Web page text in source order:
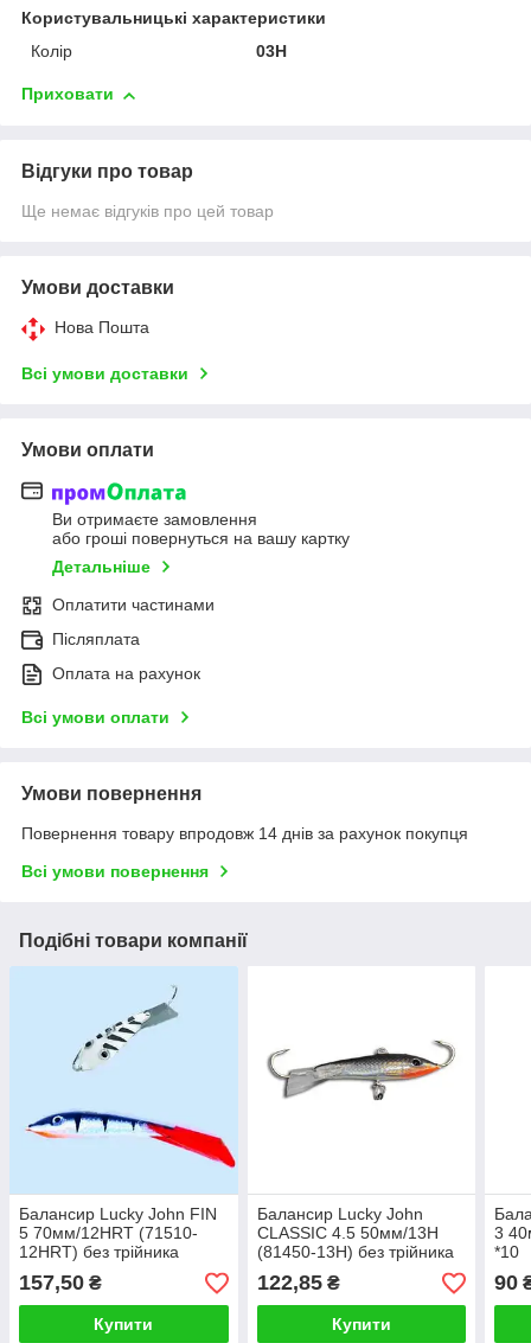
Користувальницькі характеристики
Колір
03H
Приховати
Відгуки про товар
Ще немає відгуків про цей товар
Умови доставки
Нова Пошта
Всі умови доставки
Умови оплати
Ви отримаєте замовлення
або гроші повернуться на вашу картку
Детальніше
Оплатити частинами
Післяплата
Оплата на рахунок
Всі умови оплати
Умови повернення
Повернення товару впродовж 14 днів за рахунок покупця
Всі умови повернення
Подібні товари компанії
Балансир Lucky John FIN
5 70мм/12HRT (71510-
12HRT) без трійника
157,50 ₴
Купити
Балансир Lucky John
CLASSIC 4.5 50мм/13H
(81450-13H) без трійника
122,85₴
Купити
3
*10
90